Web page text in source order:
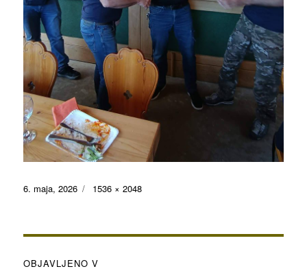
Objavljeno
6. maja, 2026
Polna
1536 × 2048
OBJAVLJENO V